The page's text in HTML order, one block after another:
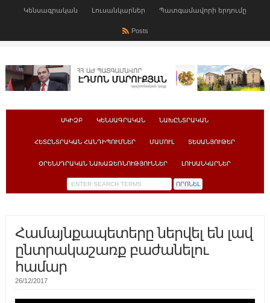
Կենսագրական Լուսանկարներ Պատգամավորի երդումը
Posts
ՍԿԻԶԲ ԿԵՆՍԱԳՐԱԿԱՆ ՆԱԽԸՆՏՐԱԿԱՆ
ՀԵՏԸՆՏՐԱԿԱՆ ՀԱՆԴԻՊՈՒՄՆԵՐ ՄԱՄՈՒԼ ՏԵՍԱՆՅՈՒԹԵՐ
ՕՐԵՆՍԴՐԱԿԱՆ ՆԱԽԱՁԵՌՆՈՒԹՅՈՒՆՆԵՐ ԼՈՒՍԱՆԿԱՐՆԵՐ
Համայնքապետերը ներվել են լավ
ընտրակաշառք բաժանելու
համար
26/12/2017